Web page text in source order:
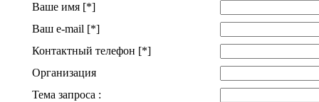
Ваше имя [*]
Ваш e-mail [*]
Контактный телефон [*]
Организация
Тема запроса :